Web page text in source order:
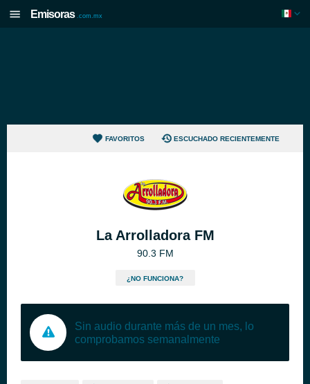
Emisoras .com.mx
FAVORITOS ESCUCHADO RECIENTEMENTE
La Arrolladora FM
90.3 FM
¿NO FUNCIONA?
Sin audio durante más de un mes, lo
comprobamos semanalmente